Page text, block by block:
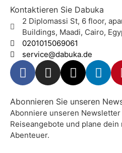
Kontaktieren Sie Dabuka
2 Diplomassi St, 6 floor,
Buildings, Maadi, Cairo,
0201015069061
service@dabuka.de
Abonnieren Sie unseren
Abonniere unseren
Reiseangebote und plane
Abenteuer.